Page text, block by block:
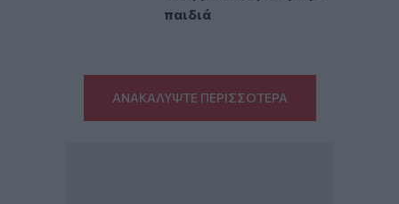
παιδιά
ΑΝΑΚΑΛΥΨΤΕ ΠΕΡΙΣΣΟΤΕΡΑ